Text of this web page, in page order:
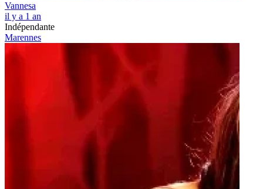
Vannesa
il y a 1 an
Indépendante
Marennes